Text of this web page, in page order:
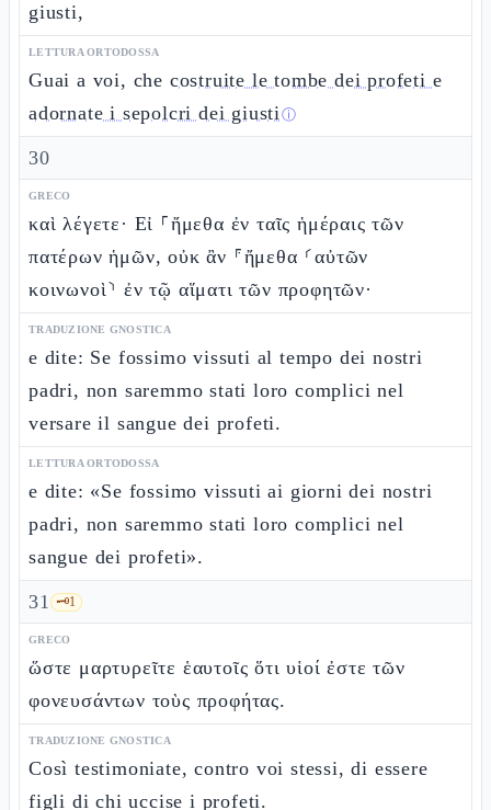
giusti,
LETTURA ORTODOSSA
Guai a voi, che costruite le tombe dei profeti e
adornate i sepolcri dei giustiⓘ
30
GRECO
καὶ λέγετε· Εἰ ⸀ἤμεθα ἐν ταῖς ἡμέραις τῶν
πατέρων ἡμῶν, οὐκ ἂν ⸁ἤμεθα ⸂αὐτῶν
κοινωνοὶ⸃ ἐν τῷ αἵματι τῶν προφητῶν·
TRADUZIONE GNOSTICA
e dite: Se fossimo vissuti al tempo dei nostri
padri, non saremmo stati loro complici nel
versare il sangue dei profeti.
LETTURA ORTODOSSA
e dite: «Se fossimo vissuti ai giorni dei nostri
padri, non saremmo stati loro complici nel
sangue dei profeti».
31 🗝️1
GRECO
ὥστε μαρτυρεῖτε ἑαυτοῖς ὅτι υἱοί ἐστε τῶν
φονευσάντων τοὺς προφήτας.
TRADUZIONE GNOSTICA
Così testimoniate, contro voi stessi, di essere
figli di chi uccise i profeti.